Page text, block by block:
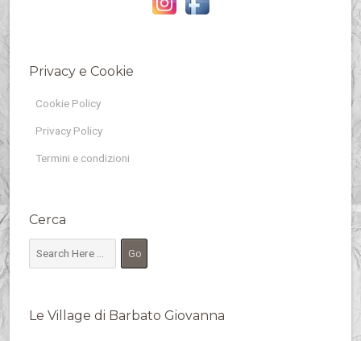
Privacy e Cookie
Cookie Policy
Privacy Policy
Termini e condizioni
Cerca
Le Village di Barbato Giovanna